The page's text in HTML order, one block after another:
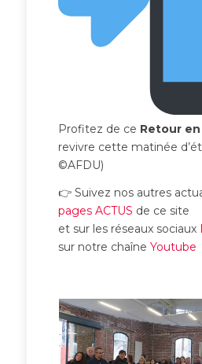
Profitez de ce Retour
revivre cette matinée
©AFDU)
👉 Suivez nos autres
pages ACTUS de ce site
et sur les réseaux sociaux
sur notre chaîne Youtube